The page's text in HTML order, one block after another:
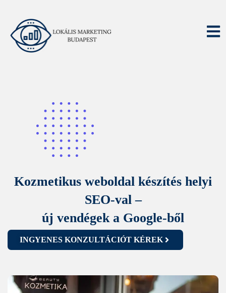
Kozmetikus weboldal készítés helyi
SEO-val –
új vendégek a Google-ből
INGYENES KONZULTÁCIÓT KÉREK